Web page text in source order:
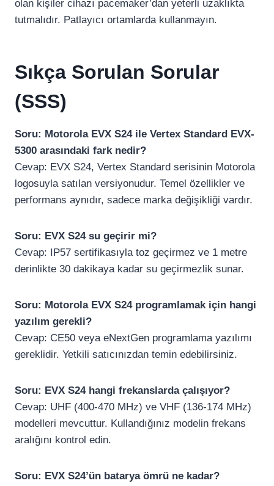
olan kişiler cihazı pacemaker’dan yeterli uzaklıkta
tutmalıdır. Patlayıcı ortamlarda kullanmayın.
Sıkça Sorulan Sorular
(SSS)
Soru: Motorola EVX S24 ile Vertex Standard EVX-
5300 arasındaki fark nedir?
Cevap: EVX S24, Vertex Standard serisinin Motorola
logosuyla satılan versiyonudur. Temel özellikler ve
performans aynıdır, sadece marka değişikliği vardır.
Soru: EVX S24 su geçirir mi?
Cevap: IP57 sertifikasıyla toz geçirmez ve 1 metre
derinlikte 30 dakikaya kadar su geçirmezlik sunar.
Soru: Motorola EVX S24 programlamak için hangi
yazılım gerekli?
Cevap: CE50 veya eNextGen programlama yazılımı
gereklidir. Yetkili satıcınızdan temin edebilirsiniz.
Soru: EVX S24 hangi frekanslarda çalışıyor?
Cevap: UHF (400-470 MHz) ve VHF (136-174 MHz)
modelleri mevcuttur. Kullandığınız modelin frekans
aralığını kontrol edin.
Soru: EVX S24’ün batarya ömrü ne kadar?